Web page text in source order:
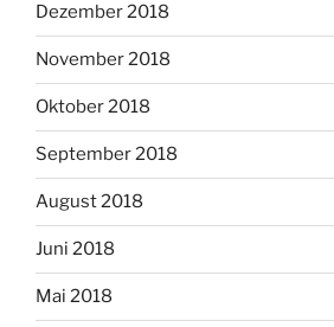
Dezember 2018
November 2018
Oktober 2018
September 2018
August 2018
Juni 2018
Mai 2018